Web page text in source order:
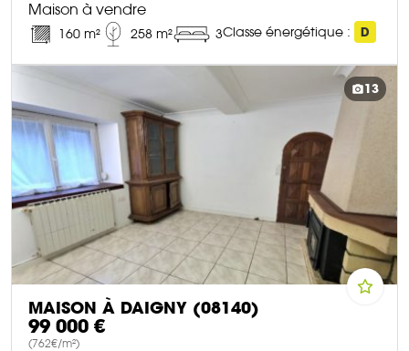
Maison à vendre
160 m² 258 m² 3Classe énergétique : D
13
MAISON À DAIGNY (08140)
99 000 €
(762€/m²)